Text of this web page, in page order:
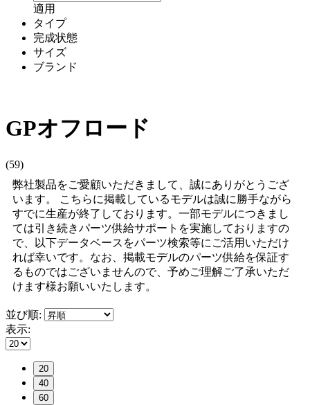
適用
タイプ
完成状態
サイズ
ブランド
GPオフロード
(59)
弊社製品をご愛顧いただきまして、誠にありがとうござ
います。 こちらに掲載しているモデルは誠に勝手ながら
すでに生産が終了しております。一部モデルにつきまし
ては引き続きパーツ供給サポートを実施しておりますの
で、以下データベースをパーツ検索等にご活用いただけ
れば幸いです。なお、掲載モデルのパーツ供給を保証す
るものではございませんので、予めご理解ご了承いただ
けます様お願いいたします。
並び順:
表示:
20
40
60